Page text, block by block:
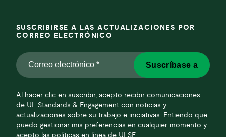
SUSCRIBIRSE A LAS ACTUALIZACIONES POR
CORREO ELECTRÓNICO
Correo
electrónico
Al hacer clic en suscribir, acepto recibir comunicaciones
de UL Standards & Engagement con noticias y
actualizaciones sobre su trabajo e iniciativas. Entiendo que
puedo gestionar mis preferencias en cualquier momento y
acepto las políticas en línea de ULSE.
Suscríbase a